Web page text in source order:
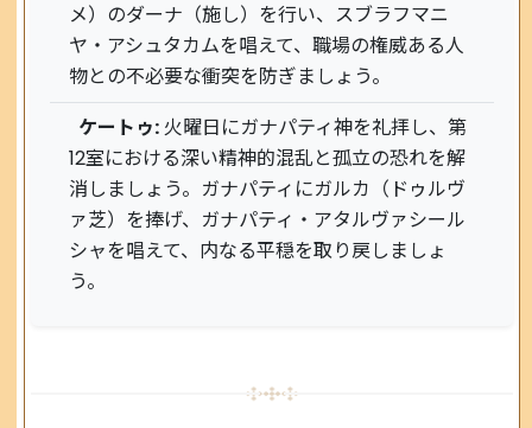
メ）のダーナ（施し）を行い、スブラフマニ
ヤ・アシュタカムを唱えて、職場の権威ある人
物との不必要な衝突を防ぎましょう。
ケートゥ:火曜日にガナパティ神を礼拝し、第
12室における深い精神的混乱と孤立の恐れを解
消しましょう。ガナパティにガルカ（ドゥルヴ
ァ芝）を捧げ、ガナパティ・アタルヴァシール
シャを唱えて、内なる平穏を取り戻しましょ
う。